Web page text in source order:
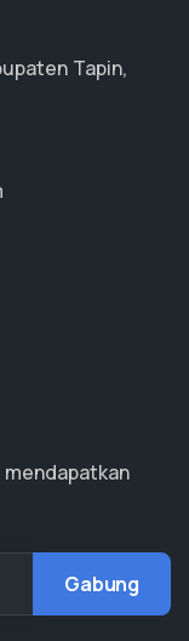
Tapin,